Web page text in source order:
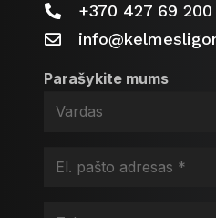
+370 427 69 200
Parašykite mums